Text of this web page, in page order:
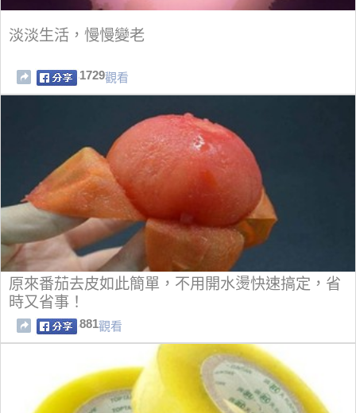
淡淡生活，慢慢變老
1729觀看
原來番茄去皮如此簡單，不用開水燙快速搞定，省
時又省事！
881觀看